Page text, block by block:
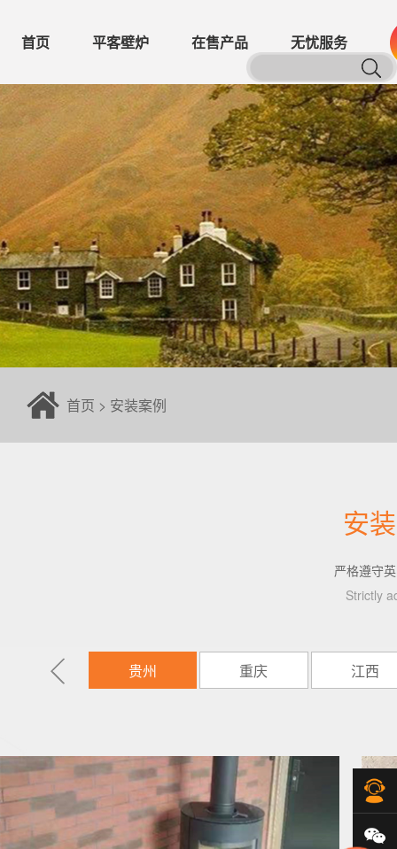
首页 平客壁炉 在售产品 无忧服务
首页 > 安装案例
安
严格遵守
Strictly
贵州 重庆 江西
在
微